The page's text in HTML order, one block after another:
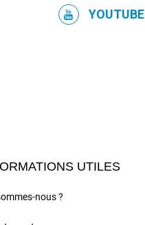
YOUTUBE
UTILES
nous ?